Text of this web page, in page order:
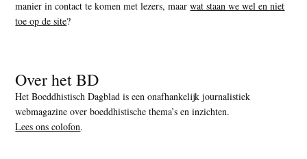
manier in contact te komen met lezers, maarwat staan we wel en niet
toe op de site?
Over het BD
Het Boeddhistisch Dagblad is een onafhankelijk journalistiek
webmagazine over boeddhistische thema’s en inzichten.
Lees ons colofon.